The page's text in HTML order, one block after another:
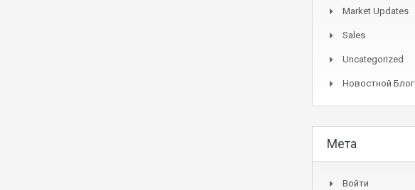
Market Updates
Sales
Uncategorized
Новостной Блог
Мета
Войти